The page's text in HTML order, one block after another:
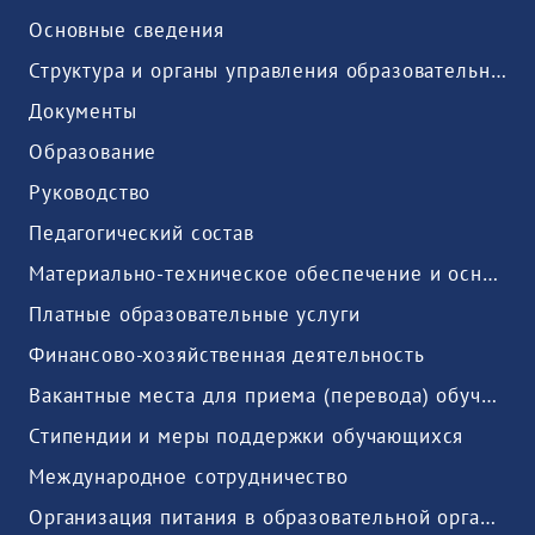
Основные сведения
Структура и органы управления образовательной организацией
Документы
Образование
Руководство
Педагогический состав
Материально-техническое обеспечение и оснащенность образовательного процесса. Доступная среда
Платные образовательные услуги
Финансово-хозяйственная деятельность
Вакантные места для приема (перевода) обучающихся
Стипендии и меры поддержки обучающихся
Международное сотрудничество
Организация питания в образовательной организации